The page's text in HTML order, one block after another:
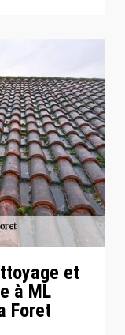
et
à ML
Foret